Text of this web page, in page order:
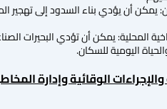
يمكن أن يؤدي بناء السدود إلى تهجير
المحلية: يمكن أن تؤدي البحيرات
اليومية للسكان.